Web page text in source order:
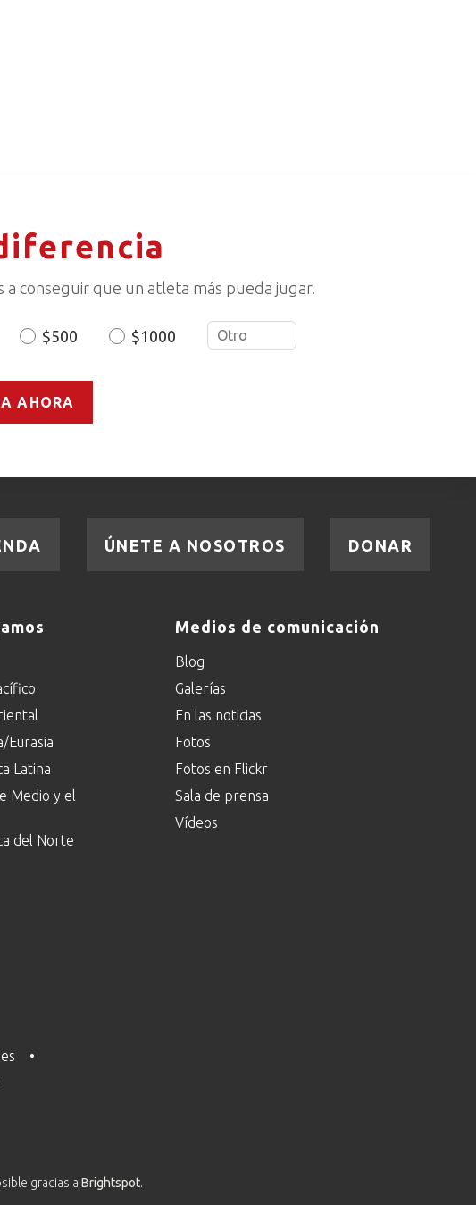
a conseguir que un atleta más pueda jugar.
$500 $1000
AHORA
DONAR
ÚNETE A NOSOTROS
Eurasia
Latina
Medio y el
del Norte
Medios de comunicación
Blog
Galerías
En las noticias
Fotos
Fotos en Flickr
Sala de prensa
Vídeos
gracias a Brightspot.